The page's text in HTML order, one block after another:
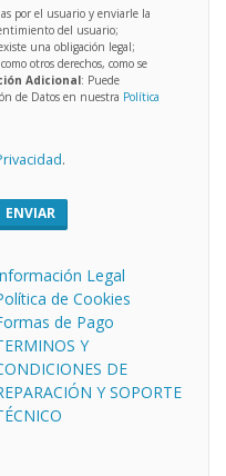
por el usuario y enviarle la
del usuario;
una obligación legal;
otros derechos, como se
Adicional: Puede
de Datos en nuestra Política
.
ENVIAR
Legal
de Cookies
de Pago
Y
DE
Y SOPORTE